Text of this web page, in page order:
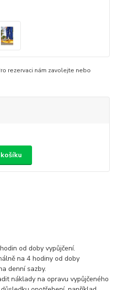
rezervaci nám zavolejte nebo
od doby vypůjčení.
na 4 hodiny od doby
denní sazby.
náklady na opravu vypůjčeného